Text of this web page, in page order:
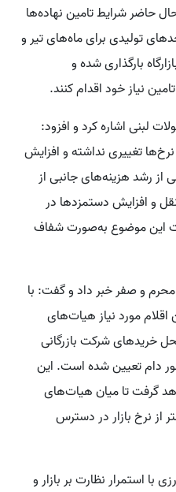
حاضر شرایط تامین نهاده‌ها
تولیدی برای ماه‌های تیر و
بارگذاری شده و
نیاز خود اقدام کنند.
لبنی اشاره کرد و افزود:
تغییری نداشته و افزایش
از رشد هزینه‌های جانبی از
و افزایش دستمزدها در
این موضوع به‌صورت شفاف
محرم و صفر خبر داد و گفت: با
اقلام مورد نیاز هیات‌های
خریدهای شرکت بازرگانی
دام تعیین شده است. این
گرفت تا میان هیات‌های
از نرخ بازار در دسترس
با استمرار نظارت بر بازار و